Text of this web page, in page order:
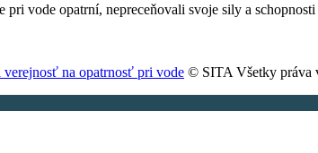
vode opatrní, nepreceňovali svoje sily a
na opatrnosť pri vode © SITA Všetky práva